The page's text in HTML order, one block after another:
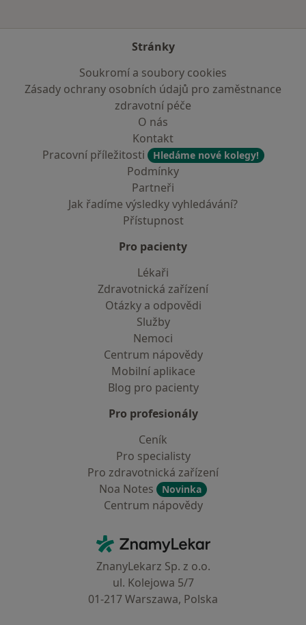
Stránky
Soukromí a soubory cookies
Zásady ochrany osobních údajů pro zaměstnance
zdravotní péče
O nás
Kontakt
Pracovní příležitosti
Hledáme nové kolegy!
Podmínky
Partneři
Jak řadíme výsledky vyhledávání?
Přístupnost
Pro pacienty
Lékaři
Zdravotnická zařízení
Otázky a odpovědi
Služby
Nemoci
Centrum nápovědy
Mobilní aplikace
Blog pro pacienty
Pro profesionály
Ceník
Pro specialisty
Pro zdravotnická zařízení
Noa Notes
Novinka
Centrum nápovědy
ZnamyLekar - Hlavní stránka
ZnanyLekarz Sp. z o.o.
ul. Kolejowa 5/7
01-217 Warszawa, Polska